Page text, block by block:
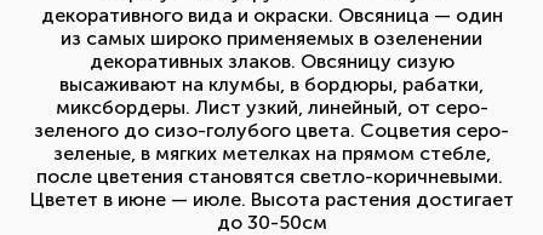
декоративного вида и окраски. Овсяница — один
из самых широко применяемых в озеленении
декоративных злаков. Овсяницу сизую
высаживают на клумбы, в бордюры, рабатки,
миксбордеры. Лист узкий, линейный, от серо-
зеленого до сизо-голубого цвета. Соцветия серо-
зеленые, в мягких метелках на прямом стебле,
после цветения становятся светло-коричневыми.
Цветет в июне — июле. Высота растения достигает
до 30-50см